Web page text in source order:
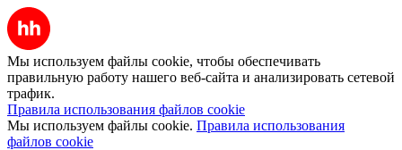
Мы используем файлы cookie, чтобы обеспечивать
правильную работу нашего веб-сайта и анализировать сетевой
трафик.
Правила использования файлов cookie
Мы используем файлы cookie. Правила использования
файлов cookie